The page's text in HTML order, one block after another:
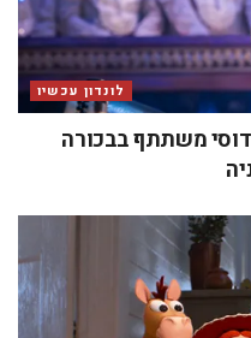
לונדון עכשיו
משתתף בבכורה